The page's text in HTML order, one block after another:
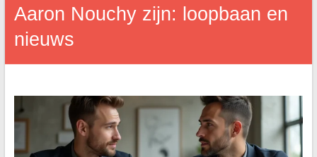
Aaron Nouchy zijn: loopbaan en
nieuws